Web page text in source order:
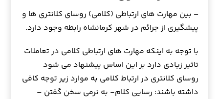
– بین مهارت های ارتباطی (کلامی) روسای کلانتری ها و
پیشگیری از جرائم در شهر کرمانشاه رابطه وجود دارد.
با توجه به اینکه مهارت های ارتباطی کلامی در تعاملات
تاثیر زیادی دارد بر این اساس پیشنهاد می شود
روسای کلانتری در ارتباط کلامی به موارد زیر توجه کافی
داشته باشند: رسايي كلام- به نرمي سخن گفتن –